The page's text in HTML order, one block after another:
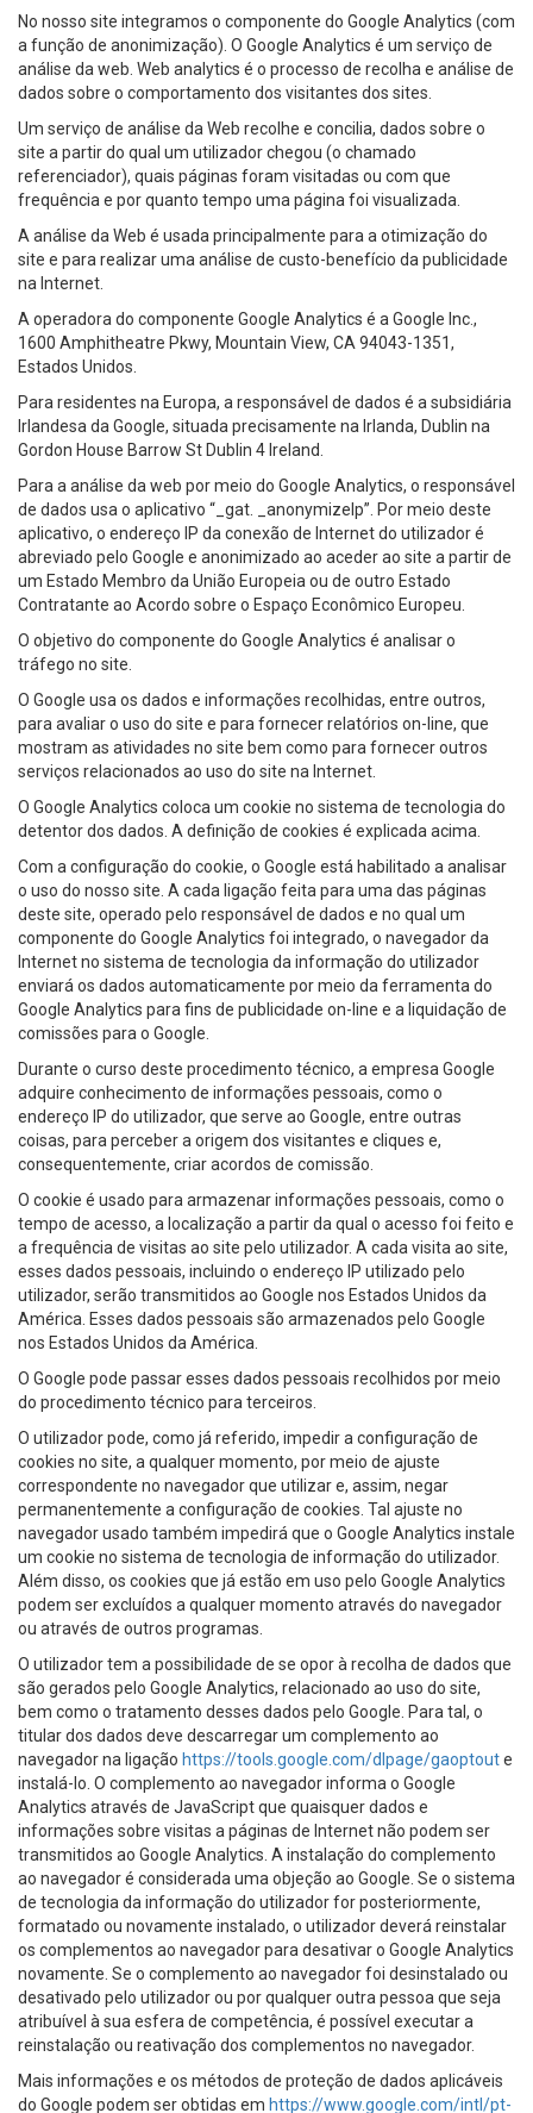
No nosso site integramos o componente do Google Analytics (com
a função de anonimização). O Google Analytics é um serviço de
análise da web. Web analytics é o processo de recolha e análise de
dados sobre o comportamento dos visitantes dos sites.
Um serviço de análise da Web recolhe e concilia, dados sobre o
site a partir do qual um utilizador chegou (o chamado
referenciador), quais páginas foram visitadas ou com que
frequência e por quanto tempo uma página foi visualizada.
A análise da Web é usada principalmente para a otimização do
site e para realizar uma análise de custo-benefício da publicidade
na Internet.
A operadora do componente Google Analytics é a Google Inc.,
1600 Amphitheatre Pkwy, Mountain View, CA 94043-1351,
Estados Unidos.
Para residentes na Europa, a responsável de dados é a subsidiária
Irlandesa da Google, situada precisamente na Irlanda, Dublin na
Gordon House Barrow St Dublin 4 Ireland.
Para a análise da web por meio do Google Analytics, o responsável
de dados usa o aplicativo “_gat. _anonymizeIp”. Por meio deste
aplicativo, o endereço IP da conexão de Internet do utilizador é
abreviado pelo Google e anonimizado ao aceder ao site a partir de
um Estado Membro da União Europeia ou de outro Estado
Contratante ao Acordo sobre o Espaço Econômico Europeu.
O objetivo do componente do Google Analytics é analisar o
tráfego no site.
O Google usa os dados e informações recolhidas, entre outros,
para avaliar o uso do site e para fornecer relatórios on-line, que
mostram as atividades no site bem como para fornecer outros
serviços relacionados ao uso do site na Internet.
O Google Analytics coloca um cookie no sistema de tecnologia do
detentor dos dados. A definição de cookies é explicada acima.
Com a configuração do cookie, o Google está habilitado a analisar
o uso do nosso site. A cada ligação feita para uma das páginas
deste site, operado pelo responsável de dados e no qual um
componente do Google Analytics foi integrado, o navegador da
Internet no sistema de tecnologia da informação do utilizador
enviará os dados automaticamente por meio da ferramenta do
Google Analytics para fins de publicidade on-line e a liquidação de
comissões para o Google.
Durante o curso deste procedimento técnico, a empresa Google
adquire conhecimento de informações pessoais, como o
endereço IP do utilizador, que serve ao Google, entre outras
coisas, para perceber a origem dos visitantes e cliques e,
consequentemente, criar acordos de comissão.
O cookie é usado para armazenar informações pessoais, como o
tempo de acesso, a localização a partir da qual o acesso foi feito e
a frequência de visitas ao site pelo utilizador. A cada visita ao site,
esses dados pessoais, incluindo o endereço IP utilizado pelo
utilizador, serão transmitidos ao Google nos Estados Unidos da
América. Esses dados pessoais são armazenados pelo Google
nos Estados Unidos da América.
O Google pode passar esses dados pessoais recolhidos por meio
do procedimento técnico para terceiros.
O utilizador pode, como já referido, impedir a configuração de
cookies no site, a qualquer momento, por meio de ajuste
correspondente no navegador que utilizar e, assim, negar
permanentemente a configuração de cookies. Tal ajuste no
navegador usado também impedirá que o Google Analytics instale
um cookie no sistema de tecnologia de informação do utilizador.
Além disso, os cookies que já estão em uso pelo Google Analytics
podem ser excluídos a qualquer momento através do navegador
ou através de outros programas.
O utilizador tem a possibilidade de se opor à recolha de dados que
são gerados pelo Google Analytics, relacionado ao uso do site,
bem como o tratamento desses dados pelo Google. Para tal, o
titular dos dados deve descarregar um complemento ao
navegador na ligação https://tools.google.com/dlpage/gaoptoute
instalá-lo. O complemento ao navegador informa o Google
Analytics através de JavaScript que quaisquer dados e
informações sobre visitas a páginas de Internet não podem ser
transmitidos ao Google Analytics. A instalação do complemento
ao navegador é considerada uma objeção ao Google. Se o sistema
de tecnologia da informação do utilizador for posteriormente,
formatado ou novamente instalado, o utilizador deverá reinstalar
os complementos ao navegador para desativar o Google Analytics
novamente. Se o complemento ao navegador foi desinstalado ou
desativado pelo utilizador ou por qualquer outra pessoa que seja
atribuível à sua esfera de competência, é possível executar a
reinstalação ou reativação dos complementos no navegador.
Mais informações e os métodos de proteção de dados aplicáveis
do Google podem ser obtidas em https://www.google.com/intl/pt-